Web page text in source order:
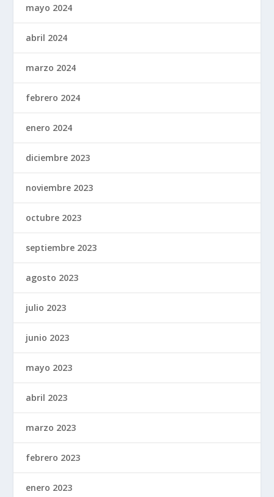
mayo 2024
abril 2024
marzo 2024
febrero 2024
enero 2024
diciembre 2023
noviembre 2023
octubre 2023
septiembre 2023
agosto 2023
julio 2023
junio 2023
mayo 2023
abril 2023
marzo 2023
febrero 2023
enero 2023